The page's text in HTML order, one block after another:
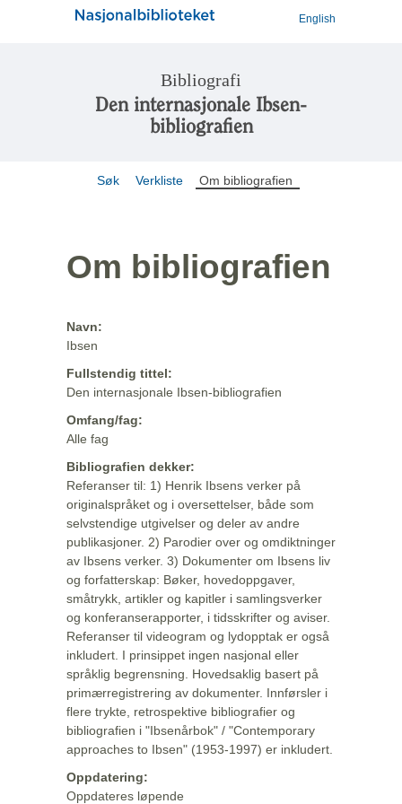
English
Bibliografi
Den internasjonale Ibsen-
bibliografien
Søk Verkliste Om bibliografien
Om bibliografien
Navn:
Ibsen
Fullstendig tittel:
Den internasjonale Ibsen-bibliografien
Omfang/fag:
Alle fag
Bibliografien dekker:
Referanser til: 1) Henrik Ibsens verker på
originalspråket og i oversettelser, både som
selvstendige utgivelser og deler av andre
publikasjoner. 2) Parodier over og omdiktninger
av Ibsens verker. 3) Dokumenter om Ibsens liv
og forfatterskap: Bøker, hovedoppgaver,
småtrykk, artikler og kapitler i samlingsverker
og konferanserapporter, i tidsskrifter og aviser.
Referanser til videogram og lydopptak er også
inkludert. I prinsippet ingen nasjonal eller
språklig begrensning. Hovedsaklig basert på
primærregistrering av dokumenter. Innførsler i
flere trykte, retrospektive bibliografier og
bibliografien i "Ibsenårbok" / "Contemporary
approaches to Ibsen" (1953-1997) er inkludert.
Oppdatering:
Oppdateres løpende